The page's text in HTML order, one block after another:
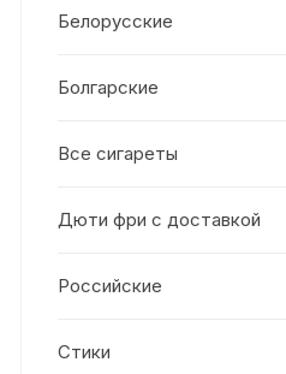
Белорусские
Болгарские
Все сигареты
Дюти фри с доставкой
Российские
Стики